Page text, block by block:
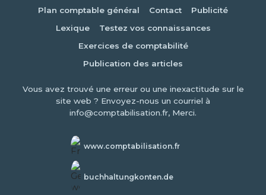
Plan comptable général
Contact
Publicité
Lexique
Testez vos connaissances
Exercices de comptabilité
Publication des articles
Vous avez trouvé une erreur ou une inexactitude sur le
site web ? Envoyez-nous un courriel à
info@comptabilisation.fr, Merci.
www.comptabilisation.fr
buchhaltungkonten.de